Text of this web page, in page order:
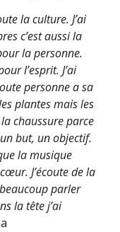
la culture. J’ai
c’est aussi la
la personne.
l’esprit. J’ai
personne a sa
plantes mais les
chaussure parce
but, un objectif.
la musique
J’écoute de la
parler
la tête j’ai